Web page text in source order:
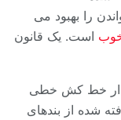
را بهبود می
خوب است. یک قانون
خط کش خطی
شده از بندهای